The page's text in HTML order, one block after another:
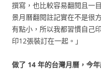
撰寫，也比較容易翻閱且一
景月曆翻閱註記實在不是很
有點小，所以我都習慣自己
印12張裝訂在一起。」
做了 14 年的台灣月曆，今